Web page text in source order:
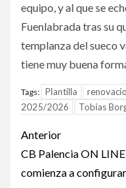
equipo, y al que se
Fuenlabrada tras su
templanza del sueco
tiene muy buena
Tags: Plantilla
2025/2026
Tobias
Anterior
CB Palencia ON LINE
comienza a